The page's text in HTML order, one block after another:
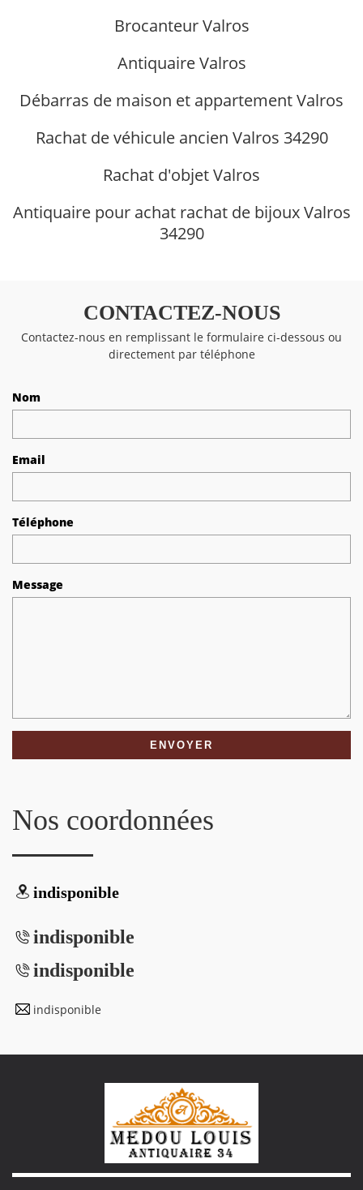
Brocanteur Valros
Antiquaire Valros
Débarras de maison et appartement Valros
Rachat de véhicule ancien Valros 34290
Rachat d'objet Valros
Antiquaire pour achat rachat de bijoux Valros
34290
CONTACTEZ-NOUS
Contactez-nous en remplissant le formulaire ci-dessous ou
directement par téléphone
Nom
Email
Téléphone
Message
Nos coordonnées
indisponible
indisponible
indisponible
indisponible